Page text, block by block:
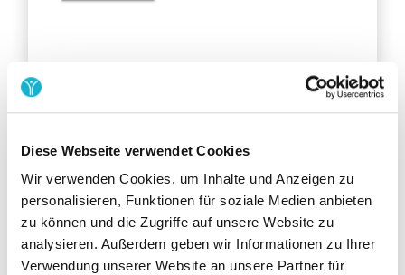
Diese Webseite verwendet Cookies
Wir verwenden Cookies, um Inhalte und Anzeigen zu
personalisieren, Funktionen für soziale Medien anbieten
zu können und die Zugriffe auf unsere Website zu
analysieren. Außerdem geben wir Informationen zu Ihrer
Verwendung unserer Website an unsere Partner für
ACCOUNT ERSTELLEN
Häufig gestellte Fragen:
Wie kann ich mir einen Teilnehmer-Account
erstellen?